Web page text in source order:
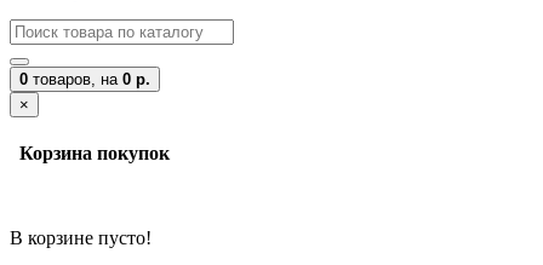
0 товаров, на 0 р.
×
Корзина покупок
В корзине пусто!